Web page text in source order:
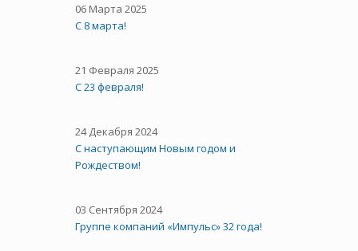
06 Марта 2025
С 8 марта!
21 Февраля 2025
С 23 февраля!
24 Декабря 2024
С наступающим Новым годом и
Рождеством!
03 Сентября 2024
Группе компаний «Импульс» 32 года!